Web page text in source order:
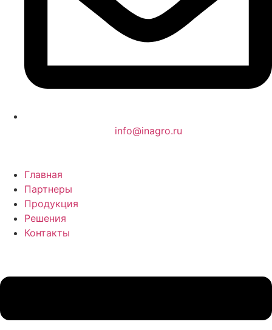
info@inagro.ru
Главная
Партнеры
Продукция
Решения
Контакты